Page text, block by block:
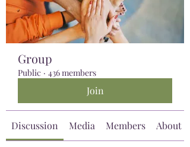
Group
Public · 436 members
Join
Discussion Media Members About